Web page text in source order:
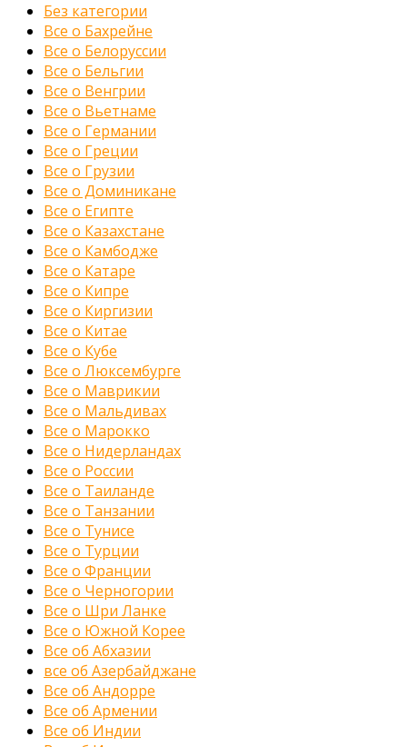
Без категории
Все о Бахрейне
Все о Белоруссии
Все о Бельгии
Все о Венгрии
Все о Вьетнаме
Все о Германии
Все о Греции
Все о Грузии
Все о Доминикане
Все о Египте
Все о Казахстане
Все о Камбодже
Все о Катаре
Все о Кипре
Все о Киргизии
Все о Китае
Все о Кубе
Все о Люксембурге
Все о Маврикии
Все о Мальдивах
Все о Марокко
Все о Нидерландах
Все о России
Все о Таиланде
Все о Танзании
Все о Тунисе
Все о Турции
Все о Франции
Все о Черногории
Все о Шри Ланке
Все о Южной Корее
Все об Абхазии
все об Азербайджане
Все об Андорре
Все об Армении
Все об Индии